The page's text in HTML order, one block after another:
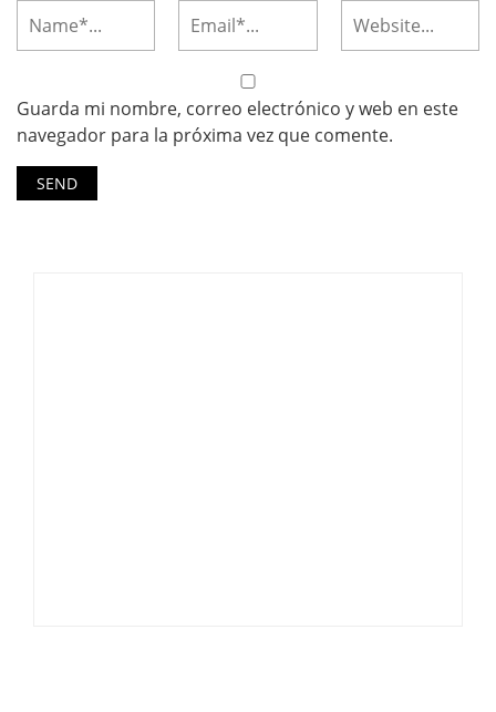
Guarda mi nombre, correo electrónico y web en este
navegador para la próxima vez que comente.